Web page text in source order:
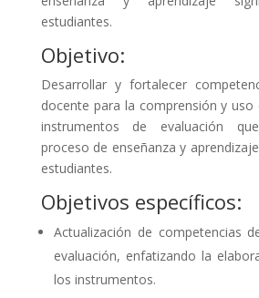
estudiantes.
Objetivo:
Desarrollar y fortalecer
docente para la comprensión y uso
instrumentos de evaluación
proceso de enseñanza y
estudiantes.
Objetivos específicos:
Actualización de competencias
evaluación, enfatizando la
los instrumentos.